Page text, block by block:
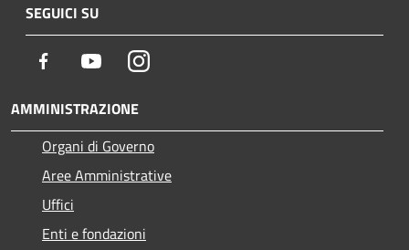
SEGUICI SU
Facebook YoutubeInstagram
AMMINISTRAZIONE
Organi di Governo
Aree Amministrative
Uffici
Enti e fondazioni